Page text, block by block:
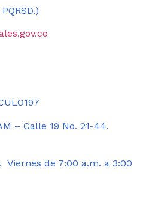
– Calle 19 No. 21-44.
Viernes de 7:00 a.m. a 3:00